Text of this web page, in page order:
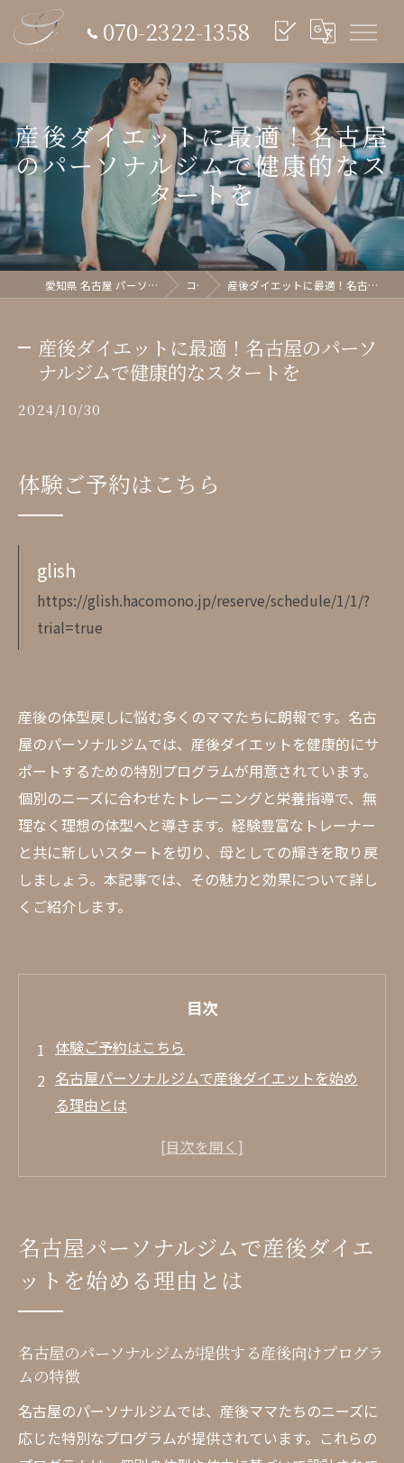
070-2322-1358
産後ダイエットに最適！名古屋
のパーソナルジムで健康的なス
タートを
愛知県 名古屋 パーソナルジム glish《グリッシュ》 コラム 産後ダイエットに最適！名古屋のパーソナルジムで健康的なスタートを
産後ダイエットに最適！名古屋のパーソ
ナルジムで健康的なスタートを
2024/10/30
体験ご予約はこちら
glish
https://glish.hacomono.jp/reserve/schedule/1/1/?
trial=true
産後の体型戻しに悩む多くのママたちに朗報です。名古
屋のパーソナルジムでは、産後ダイエットを健康的にサ
ポートするための特別プログラムが用意されています。
個別のニーズに合わせたトレーニングと栄養指導で、無
理なく理想の体型へと導きます。経験豊富なトレーナー
と共に新しいスタートを切り、母としての輝きを取り戻
しましょう。本記事では、その魅力と効果について詳し
くご紹介します。
目次
体験ご予約はこちら
名古屋パーソナルジムで産後ダイエットを始め
る理由とは
名古屋のパーソナルジムが提供する産後向
けプログラムの特徴
名古屋で選ぶべきパーソナルジムのポイン
ト
名古屋で産後ダイエットを成功させる秘訣
を進める
健康的な体型戻しの鍵は名古屋パーソナルジム
名古屋パーソナルジムで産後ダイエ
ットを始める理由とは
名古屋のパーソナルジムが提供する産後向けプログラ
ムの特徴
名古屋のパーソナルジムでは、産後ママたちのニーズに
応じた特別なプログラムが提供されています。これらの